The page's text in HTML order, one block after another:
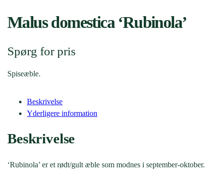
Malus domestica ‘Rubinola’
Spørg for pris
Spiseæble.
Beskrivelse
Yderligere information
Beskrivelse
‘Rubinola’ er et rødt/gult æble som modnes i september-oktober.